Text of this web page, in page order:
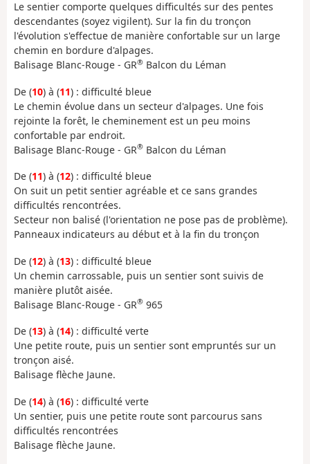
Le sentier comporte quelques difficultés sur des pentes
descendantes (soyez vigilent). Sur la fin du tronçon
l'évolution s'effectue de manière confortable sur un large
chemin en bordure d'alpages.
Balisage Blanc-Rouge - GR® Balcon du Léman
De (10) à (11) : difficulté bleue
Le chemin évolue dans un secteur d'alpages. Une fois
rejointe la forêt, le cheminement est un peu moins
confortable par endroit.
Balisage Blanc-Rouge - GR® Balcon du Léman
De (11) à (12) : difficulté bleue
On suit un petit sentier agréable et ce sans grandes
difficultés rencontrées.
Secteur non balisé (l'orientation ne pose pas de problème).
Panneaux indicateurs au début et à la fin du tronçon
De (12) à (13) : difficulté bleue
Un chemin carrossable, puis un sentier sont suivis de
manière plutôt aisée.
Balisage Blanc-Rouge - GR® 965
De (13) à (14) : difficulté verte
Une petite route, puis un sentier sont empruntés sur un
tronçon aisé.
Balisage flèche Jaune.
De (14) à (16) : difficulté verte
Un sentier, puis une petite route sont parcourus sans
difficultés rencontrées
Balisage flèche Jaune.